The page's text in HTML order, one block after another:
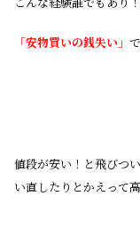
「安物買いの銭失い」
値段が安い！と飛びつ
い直したりとかえって